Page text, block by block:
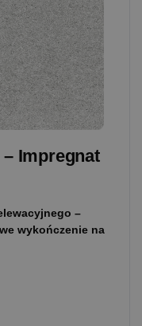
– Impregnat
–
wykończenie na